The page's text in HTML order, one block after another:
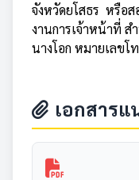
จังหวัดยโสธร หรือส
งานการเจ้าหน้าที่
นางโอก หมายเลข
เอกสารแ